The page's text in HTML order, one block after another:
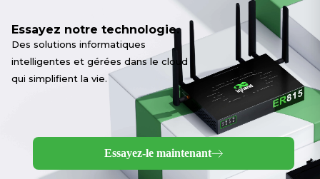
Essayez notre technologie.
Des solutions informatiques
intelligentes et gérées dans le cloud
qui simplifient la vie.
Essayez-le maintenant